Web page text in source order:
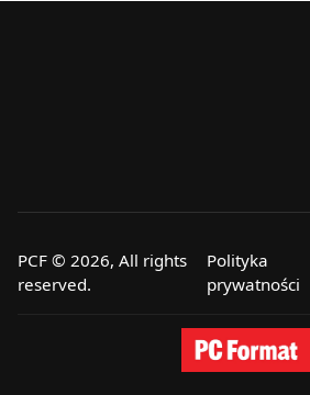
PCF © 2026, All rights
reserved.
Polityka
prywatności